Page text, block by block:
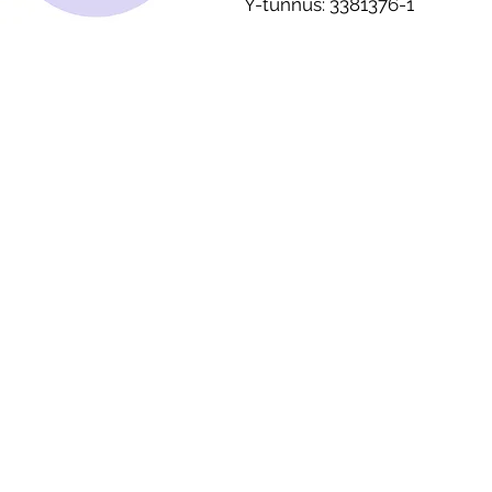
Y-tunnus: 3381376-1